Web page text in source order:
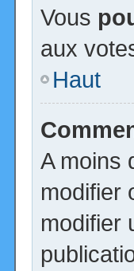
Vous
aux
Haut
A moins
modifier
modifier